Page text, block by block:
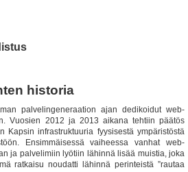
historia
palvelingeneraation ajan dedikoidut web-
Vuosien 2012 ja 2013 aikana tehtiin päätös
Kapsin infrastruktuuria fyysisestä ympäristöstä
Ensimmäisessä vaiheessa vanhat web-
ja palvelimiin lyötiin lähinnä lisää muistia, joka
ratkaisu noudatti lähinnä perinteistä ”rautaa